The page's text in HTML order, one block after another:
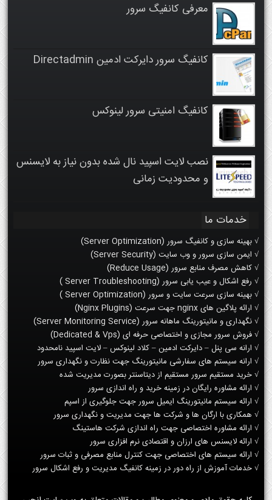
معرفی کانفیگ سرور
کانفیگ سرور دایرکت ادمین Directadmin
کانفیگ امنیتی سرور لینوکس
نصب لایت اسپید نال شده بدون نیاز به لایسنس
و محدودیت زمانی
خدمات ما
√ بهینه سازی و کانفیگ سرور (Server Optimization)
√ ایمن سازی سرور و وب سایت (Server Security)
√ کاهش مصرف منابع سرور (Reduce Usage)
√ رفع اشکال و عیب یابی سرور (Server Troubleshooting )
√ بهینه سازی سرعت سایت و سرور (Server Optimization )
√ ارائه پلاگین های nginx جهت سرعت (Nginx Plugins)
√ نگهداری و مانیتورینگ ماهانه سرور (Server Monitoring Service)
√ فروش سرور مجازی و اختصاصی حرفه ای (Dedicated & Vps)
√ ارانه سی پنل – دایرکت ادمین – کلاد لینوکس – لایت اسپید نامحدود
√ ارانه سیستم های سفارشی مانیتورینگ جهت نظارت و نگهداری سرور
√ خرید مستقیم سرور مستقیم از دیتاسنتر بصورت مدیریت شده
√ ارائه مشاوره رایگان در زمینه خرید و راه اندازی سرور
√ ارائه سیستم مانیتورینگ ایمیل سرور جهت جلوگیری از اسپم
√ همکاری با ارگان ها و شرکت ها جهت مدیریت و نگهداری سرور
√ ارائه مشاوره اختصاصی جهت راه اندازی شرکت هاستینگ
√ ارائه لایسنس های ارزان و اقتصادی نرم افزاری سرور
√ ارائه سیستم های اختصاصی جهت کنترل منابع مصرفی و ثبات سرور
√ خدمات آموزش از راه دور در زمینه کانفیگ مدیریت و رفع اشکال سرور